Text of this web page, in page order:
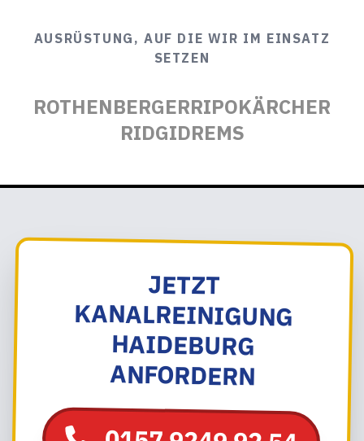
AUSRÜSTUNG, AUF DIE WIR IM EINSATZ
SETZEN
ROTHENBERGERRIPOKÄRCHER
RIDGIDREMS
JETZT
KANALREINIGUNG
HAIDEBURG
ANFORDERN